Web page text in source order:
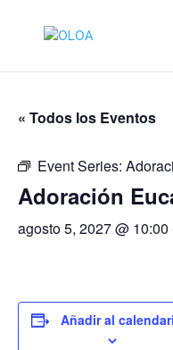
« Todos los Eventos
Event Series:
Adoración
agosto 5, 2027 @ 10:00
Añadir al